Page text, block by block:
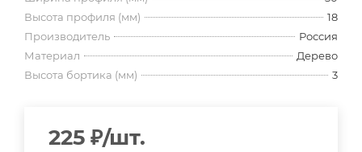
Высота профиля (мм)
18
Производитель
Россия
Материал
Дерево
Высота бортика (мм)
3
225 ₽/шт.